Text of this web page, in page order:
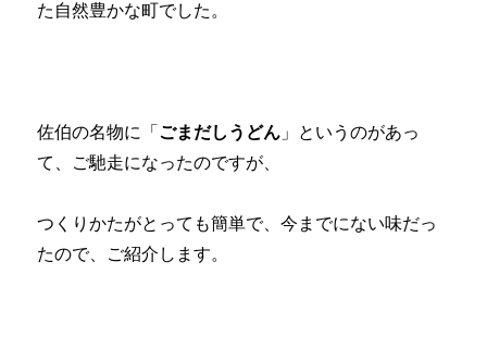
た自然豊かな町でした。
佐伯の名物に「 ごまだしうどん 」というのがあっ
て、ご馳走になったのですが、
つくりかたがとっても簡単で、今までにない味だっ
たので、ご紹介します。